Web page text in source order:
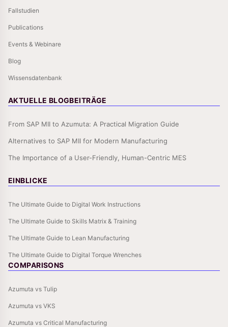
Fallstudien
Publications
Events & Webinare
Blog
Wissensdatenbank
AKTUELLE BLOGBEITRÄGE
From SAP MII to Azumuta: A Practical Migration Guide
Alternatives to SAP MII for Modern Manufacturing
The Importance of a User-Friendly, Human-Centric MES
EINBLICKE
The Ultimate Guide to Digital Work Instructions
The Ultimate Guide to Skills Matrix & Training
The Ultimate Guide to Lean Manufacturing
The Ultimate Guide to Digital Torque Wrenches
COMPARISONS
Azumuta vs Tulip
Azumuta vs VKS
Azumuta vs Critical Manufacturing